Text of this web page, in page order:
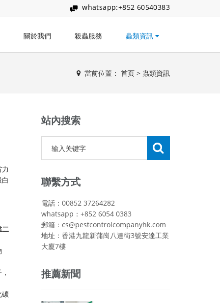
whatsapp:+852 60540383
關於我們 殺蟲服務 蟲類資訊
當前位置： 首页 > 蟲類資訊
二
站內搜索
聯繫方式
電話：00852 37264282
whatsapp：+852 6054 0383
郵箱：cs@pestcontrolcompanyhk.com
地址：香港九龍新蒲崗八達街3號安達工業
大廈7樓
推薦新聞